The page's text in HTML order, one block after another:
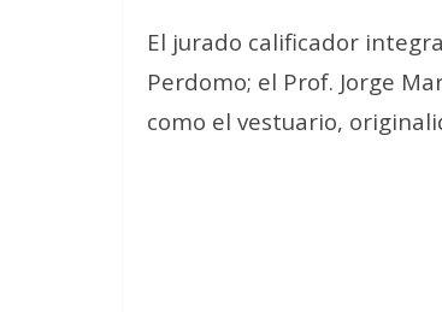
El jurado calificador
Perdomo; el Prof. Jorge
como el vestuario,